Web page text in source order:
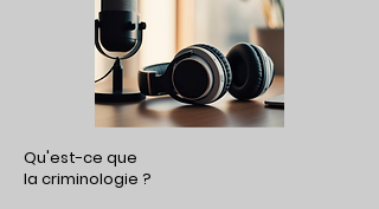
Qu'est-ce que
la criminologie ?